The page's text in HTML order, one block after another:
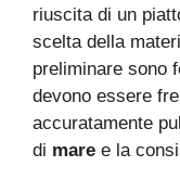
riuscita di un
scelta della
preliminare sono
devono essere
accuratamente
di mare e la